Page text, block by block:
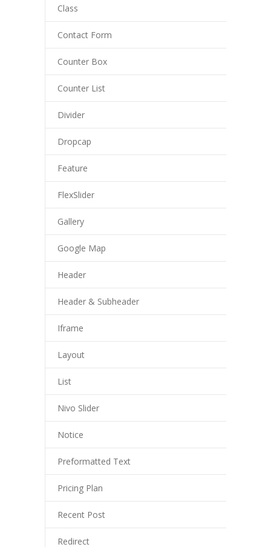
Class
Contact Form
Counter Box
Counter List
Divider
Dropcap
Feature
FlexSlider
Gallery
Google Map
Header
Header & Subheader
Iframe
Layout
List
Nivo Slider
Notice
Preformatted Text
Pricing Plan
Recent Post
Redirect